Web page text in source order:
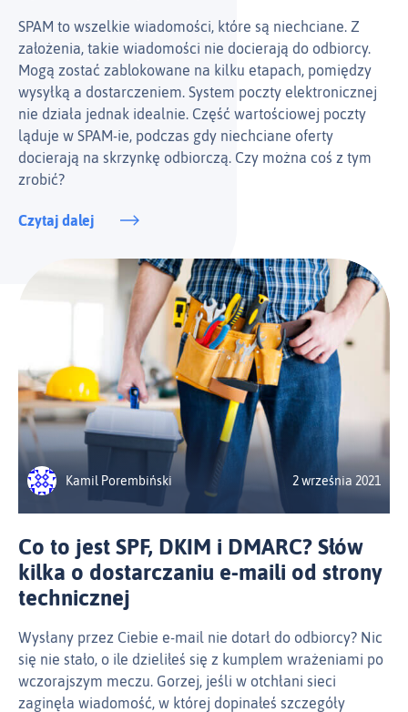
SPAM to wszelkie wiadomości, które są niechciane. Z
założenia, takie wiadomości nie docierają do odbiorcy.
Mogą zostać zablokowane na kilku etapach, pomiędzy
wysyłką a dostarczeniem. System poczty elektronicznej
nie działa jednak idealnie. Część wartościowej poczty
ląduje w SPAM-ie, podczas gdy niechciane oferty
docierają na skrzynkę odbiorczą. Czy można coś z tym
zrobić?
Czytaj dalej
Kamil Porembiński 2 września 2021
Co to jest SPF, DKIM i DMARC? Słów
kilka o dostarczaniu e‑maili od strony
technicznej
Wysłany przez Ciebie e‑mail nie dotarł do odbiorcy? Nic
się nie stało, o ile dzieliłeś się z kumplem wrażeniami po
wczorajszym meczu. Gorzej, jeśli w otchłani sieci
zaginęła wiadomość, w której dopinałeś szczegóły